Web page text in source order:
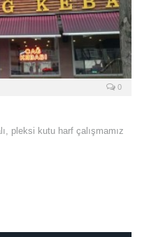
0
pleksi kutu harf çalışmamız